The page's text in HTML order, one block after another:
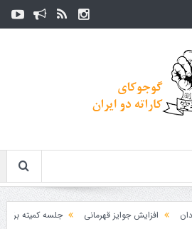
افزایش جوایز قهرمانی جلسه کمیته برگزاری